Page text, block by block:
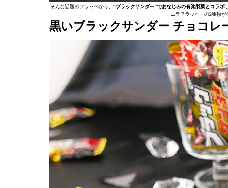
そんな話題のフラッペから、 “ブラックサンダー”でおなじみの有楽製菓とコラボ
ニラフラッペ」の2種類が
黒いブラックサンダー チョコレ